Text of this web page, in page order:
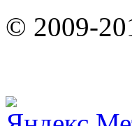
© 2009-